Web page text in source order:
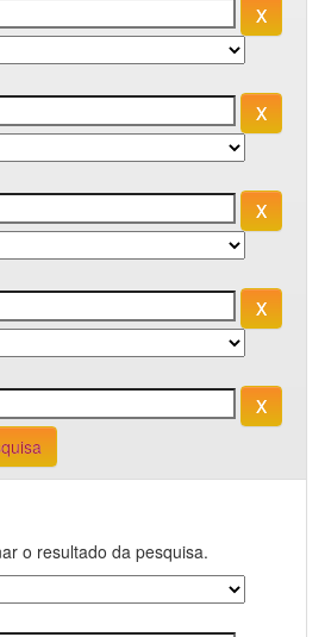
o resultado da pesquisa.